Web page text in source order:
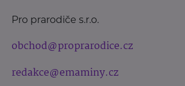
Pro prarodiče s.r.o.
obchod@proprarodice.cz
redakce@emaminy.cz